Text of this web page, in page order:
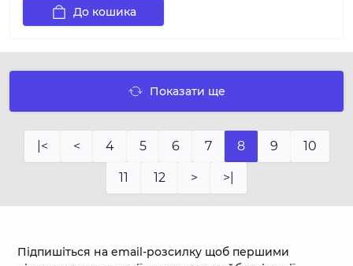
До кошика
Показати ще
|< < 4 5 6 7 8 9 10
11 12 > >|
Підпишіться на email-розсилку щоб першими